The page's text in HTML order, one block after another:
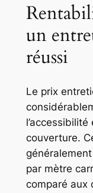
un
réussi
Le prix
couverture.
par mètre
comparé aux